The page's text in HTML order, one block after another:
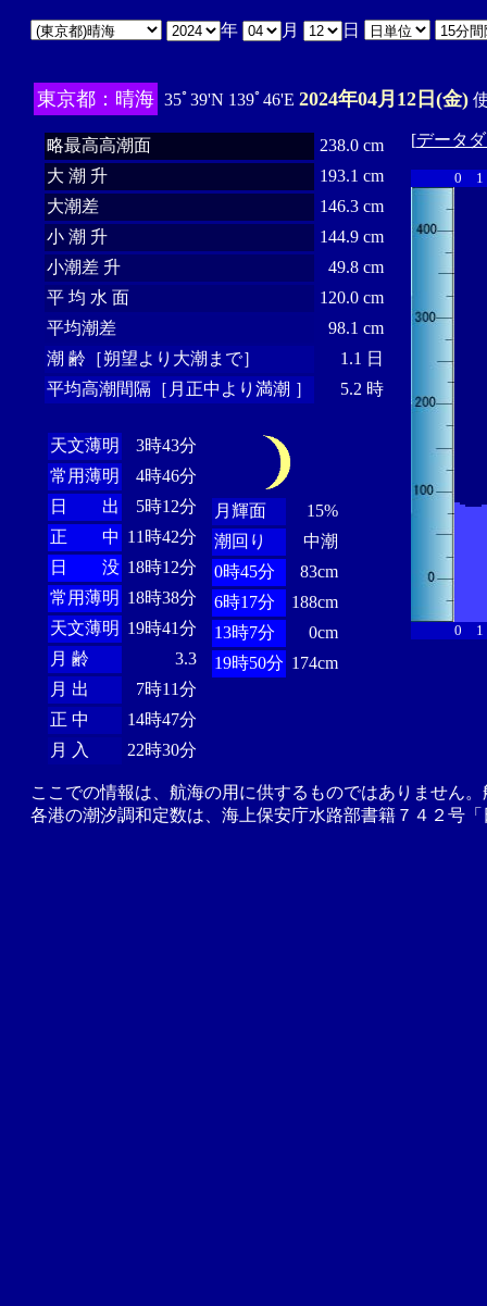
年 月 日
東京都：晴海 35ﾟ39'N 139ﾟ46'E 2024年04月12日(金)
略最高高潮面
238.0 cm
大 潮 升
193.1 cm
大潮差
146.3 cm
小 潮 升
144.9 cm
小潮差 升
49.8 cm
平 均 水 面
120.0 cm
平均潮差
98.1 cm
潮 齢［朔望より大潮まで］
1.1 日
平均高潮間隔［月正中より満潮 ］
5.2 時
天文薄明
3時43分
常用薄明
4時46分
日 出
5時12分
正 中 11時42分
日 没 18時12分
常用薄明 18時38分
天文薄明 19時41分
月 齢
3.3
月 出
7時11分
正 中
14時47分
月 入
22時30分
月輝面
15%
潮回り
中潮
0時45分
83cm
6時17分
188cm
13時7分
0cm
19時50分 174cm
[データ
0 1
0 1
ここでの情報は、航海の用に供するものではありません
各港の潮汐調和定数は、海上保安庁水路部書籍７４２号